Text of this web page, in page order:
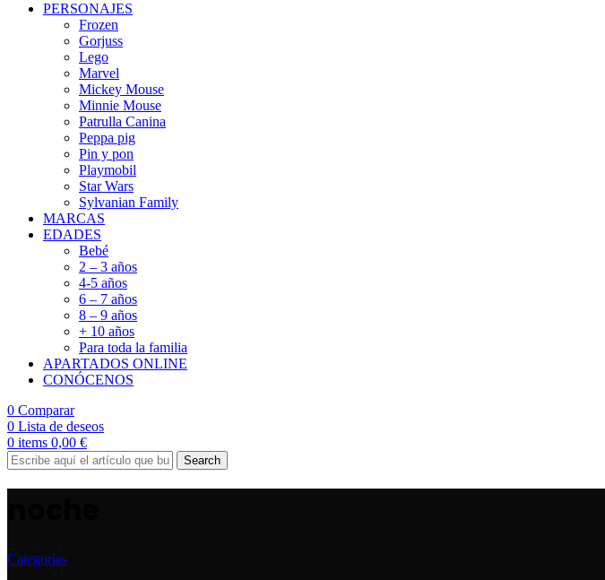
PERSONAJES
Frozen
Gorjuss
Lego
Marvel
Mickey Mouse
Minnie Mouse
Patrulla Canina
Peppa pig
Pin y pon
Playmobil
Star Wars
Sylvanian Family
MARCAS
EDADES
Bebé
2 – 3 años
4-5 años
6 – 7 años
8 – 9 años
+ 10 años
Para toda la familia
APARTADOS ONLINE
CONÓCENOS
0 Comparar
0 Lista de deseos
0 items 0,00 €
Search
Categorías